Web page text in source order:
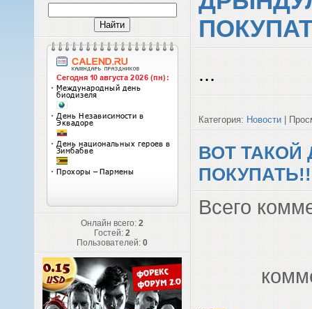
Онлайн всего: 2
Гостей: 2
Пользователей: 0
...
Категория: Новости |
ВОТ ТАКОЙ
Всего